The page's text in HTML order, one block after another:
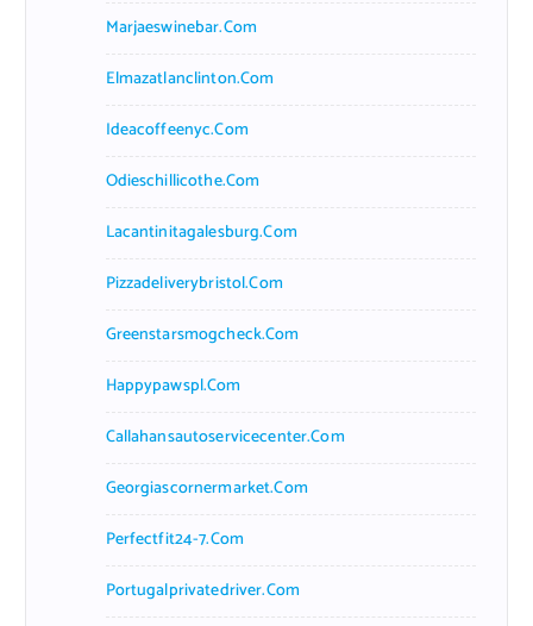
Marjaeswinebar.com
Elmazatlanclinton.com
Ideacoffeenyc.com
Odieschillicothe.com
Lacantinitagalesburg.com
Pizzadeliverybristol.com
Greenstarsmogcheck.com
Happypawspl.com
Callahansautoservicecenter.com
Georgiascornermarket.com
Perfectfit24-7.com
Portugalprivatedriver.com